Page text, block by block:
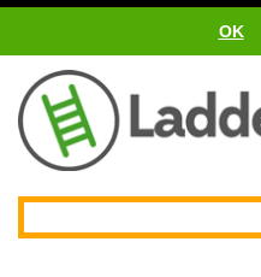
OK